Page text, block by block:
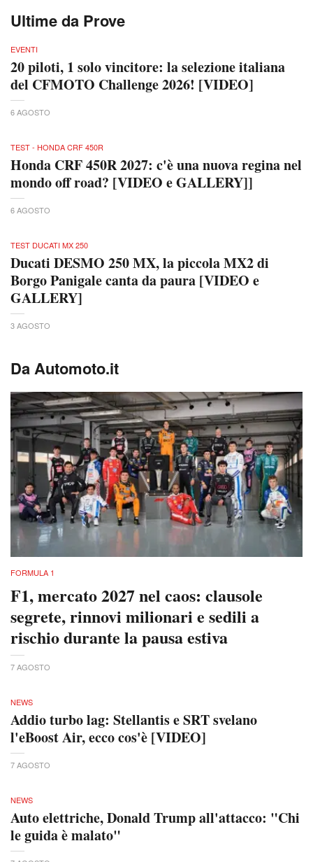
Ultime da Prove
EVENTI
20 piloti, 1 solo vincitore: la selezione italiana
del CFMOTO Challenge 2026! [VIDEO]
6 AGOSTO
TEST - HONDA CRF 450R
Honda CRF 450R 2027: c'è una nuova regina nel
mondo off road? [VIDEO e GALLERY]]
6 AGOSTO
TEST DUCATI MX 250
Ducati DESMO 250 MX, la piccola MX2 di
Borgo Panigale canta da paura [VIDEO e
GALLERY]
3 AGOSTO
Da Automoto.it
FORMULA 1
F1, mercato 2027 nel caos: clausole
segrete, rinnovi milionari e sedili a
rischio durante la pausa estiva
7 AGOSTO
NEWS
Addio turbo lag: Stellantis e SRT svelano
l'eBoost Air, ecco cos'è [VIDEO]
7 AGOSTO
NEWS
Auto elettriche, Donald Trump all'attacco: "Chi
le guida è malato"